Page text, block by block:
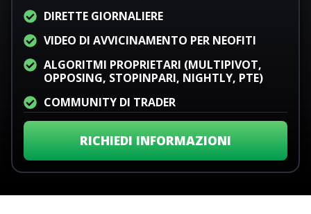
DIRETTE GIORNALIERE
VIDEO DI AVVICINAMENTO PER NEOFITI
ALGORITMI PROPRIETARI (MULTIPIVOT,
OPPOSING, STOPINPARI, NIGHTLY, PTE)
COMMUNITY DI TRADER
RICHIEDI INFORMAZIONI